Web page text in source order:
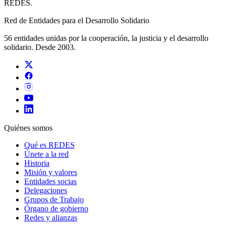
REDES.
Red de Entidades para el Desarrollo Solidario
56 entidades unidas por la cooperación, la justicia y el desarrollo
solidario. Desde 2003.
Quiénes somos
Qué es REDES
Únete a la red
Historia
Misión y valores
Entidades socias
Delegaciones
Grupos de Trabajo
Órgano de gobierno
Redes y alianzas